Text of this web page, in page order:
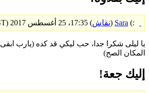
:)
Sara
(نقاش) 17:35، 25 أغسطس 2017 (EEST)
يا ليلى شكرا جدا، حب ليكي قد كده (يارب
المكان الصح)
إليك جعة!